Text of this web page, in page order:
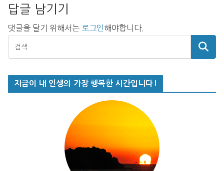
답글 남기기
댓글을 달기 위해서는 로그인 해야합니다.
지금이 내 인생의 가장 행복한 시간입니다!